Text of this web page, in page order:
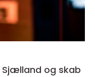
Sjælland og skab